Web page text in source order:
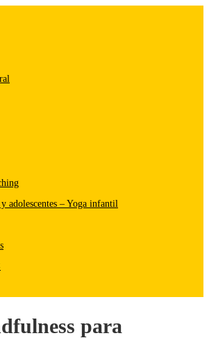
adolescentes – Yoga infantil
para